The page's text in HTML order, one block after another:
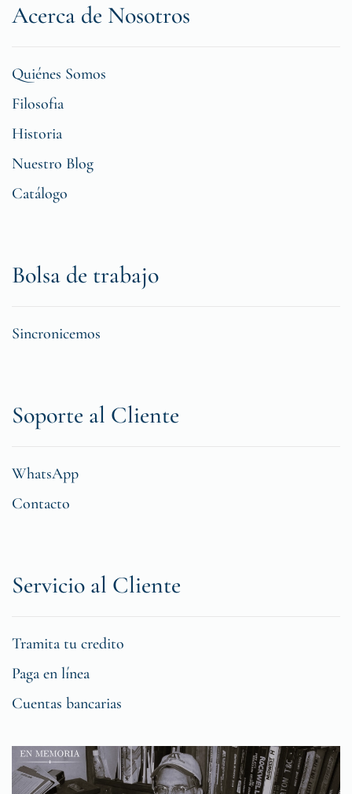
Acerca de Nosotros
Quiénes Somos
Filosofia
Historia
Nuestro Blog
Catálogo
Bolsa de trabajo
Sincronicemos
Soporte al Cliente
WhatsApp
Contacto
Servicio al Cliente
Tramita tu credito
Paga en línea
Cuentas bancarias